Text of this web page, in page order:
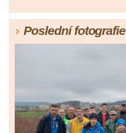
Poslední fotografie